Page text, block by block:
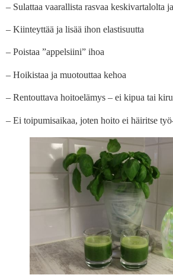
– Sulattaa vaarallista rasvaa keskivartalolta
– Kiinteyttää ja lisää ihon elastisuutta
– Poistaa ”appelsiini” ihoa
– Hoikistaa ja muotouttaa kehoa
– Rentouttava hoitoelämys – ei kipua tai
– Ei toipumisaikaa, joten hoito ei häiritse